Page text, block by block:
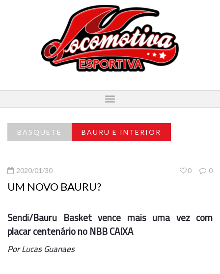
BASQUETE BAURU E INTERIOR
2020/01/30 0
0
UM NOVO BAURU?
Sendi/Bauru Basket vence mais uma vez com
placar centenário no NBB CAIXA
Por Lucas Guanaes